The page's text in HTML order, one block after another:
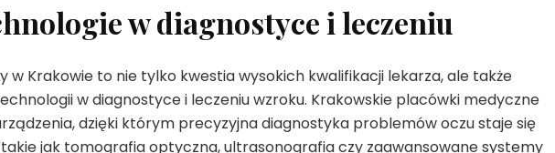
w diagnostyce i leczeniu
w Krakowie to nie tylko kwestia wysokich kwalifikacji lekarza, ale także
w diagnostyce i leczeniu wzroku. Krakowskie placówki medyczne
dzięki którym precyzyjna diagnostyka problemów oczu staje się
jak tomografia optyczna, ultrasonografia czy zaawansowane systemy